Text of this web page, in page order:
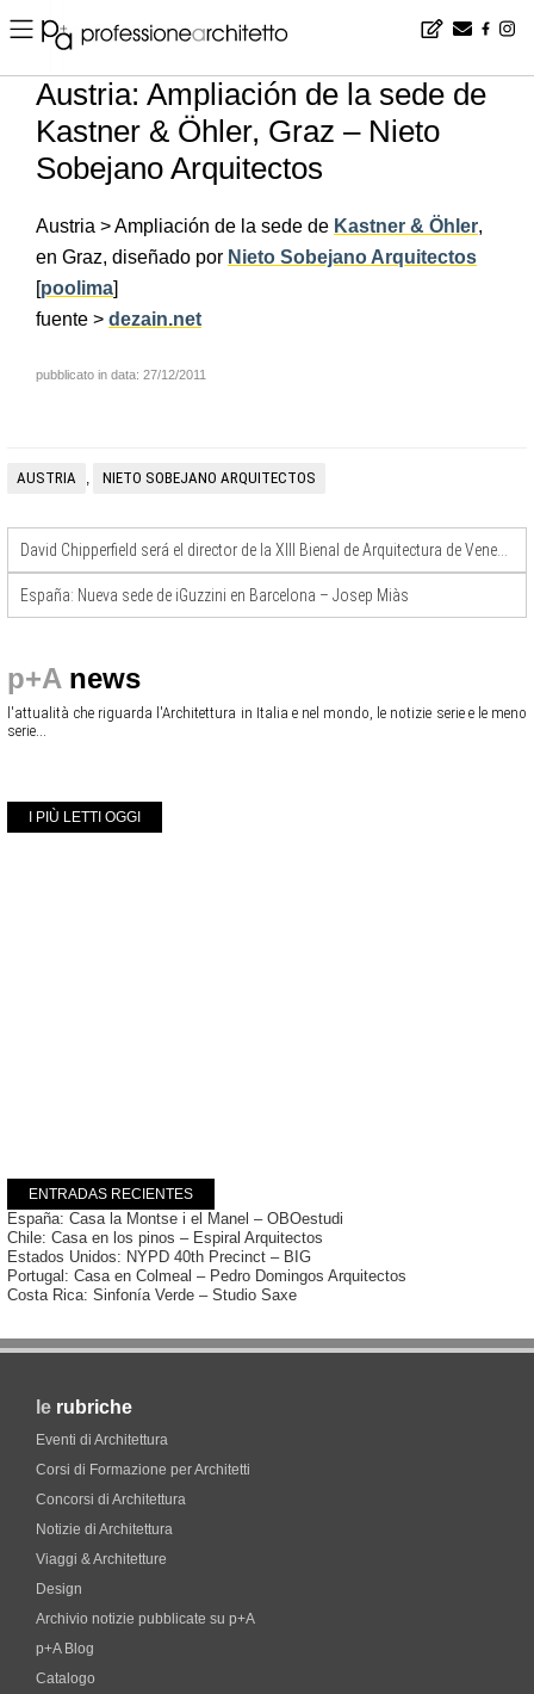
Home ▪ news ▪ es ▪ Austria: Ampliación de la sede de Kastner & Öhler, Graz – Nieto Sobejano Arquitectos
Austria: Ampliación de la sede de
Kastner & Öhler, Graz – Nieto
Sobejano Arquitectos
Austria > Ampliación de la sede de Kastner & Öhler,
en Graz, diseñado por Nieto Sobejano Arquitectos
[poolima]
fuente > dezain.net
pubblicato in data: 27/12/2011
AUSTRIA , NIETO SOBEJANO ARQUITECTOS
España: Nueva sede de iGuzzini en Barcelona – Josep Miàs
p+A news
l'attualità che riguarda l'Architettura in Italia e nel mondo, le notizie serie e le meno
serie...
I PIÙ LETTI OGGI
ENTRADAS RECIENTES
España: Casa la Montse i el Manel – OBOestudi
Chile: Casa en los pinos – Espiral Arquitectos
Estados Unidos: NYPD 40th Precinct – BIG
Portugal: Casa en Colmeal – Pedro Domingos Arquitectos
Costa Rica: Sinfonía Verde – Studio Saxe
le rubriche
Eventi di Architettura
Corsi di Formazione per Architetti
Concorsi di Architettura
Notizie di Architettura
Viaggi & Architetture
Design
Archivio notizie pubblicate su p+A
p+A Blog
Catalogo